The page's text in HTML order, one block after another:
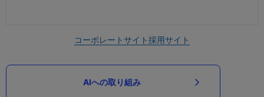
コーポレートサイト採用サイト
AIへの取り組み